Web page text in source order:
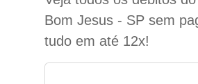
Bom Jesus - SP sem
tudo em até 12x!